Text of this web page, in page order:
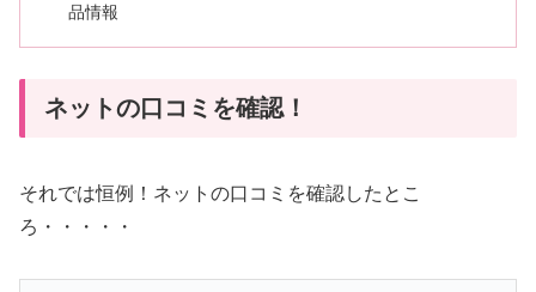
品情報
ネットの口コミを確認！
それでは恒例！ネットの口コミを確認したとこ
ろ・・・・・